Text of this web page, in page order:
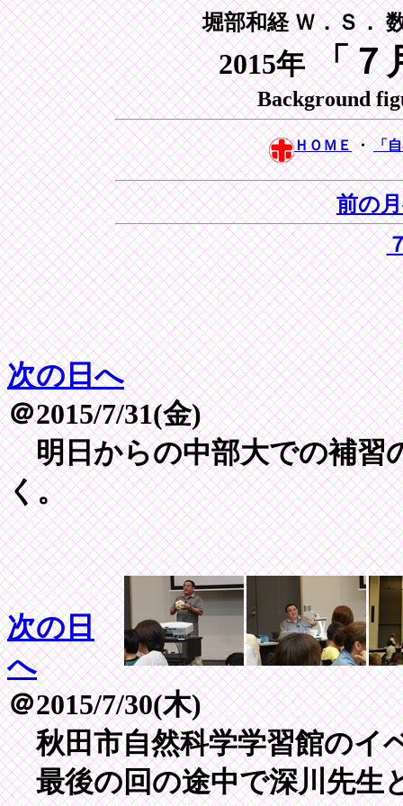
堀部和経 Ｗ．Ｓ．
2015年 「７
Background
ＨＯＭＥ・「
前の
次の日へ
＠2015/7/31(金)
明日からの中部大での補習
く。
次の日
へ
＠2015/7/30(木)
秋田市自然科学学習館のイ
最後の回の途中で深川先生